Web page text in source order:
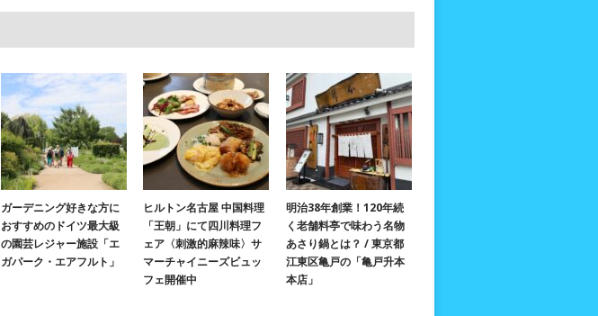
ガーデニング好きな方に
おすすめのドイツ最大級
の園芸レジャー施設「エ
ガパーク・エアフルト」
ヒルトン名古屋 中国料理
「王朝」にて四川料理フ
ェア〈刺激的麻辣味〉サ
マーチャイニーズビュッ
フェ開催中
明治38年創業！120年続
く老舗料亭で味わう名物
あさり鍋とは？ / 東京都
江東区亀戸の「亀戸升本
本店」